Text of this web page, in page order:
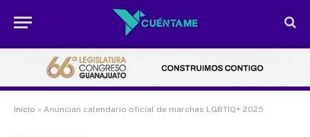
Inicio » Anuncian calendario oficial de marchas LGBTIQ+ 2025